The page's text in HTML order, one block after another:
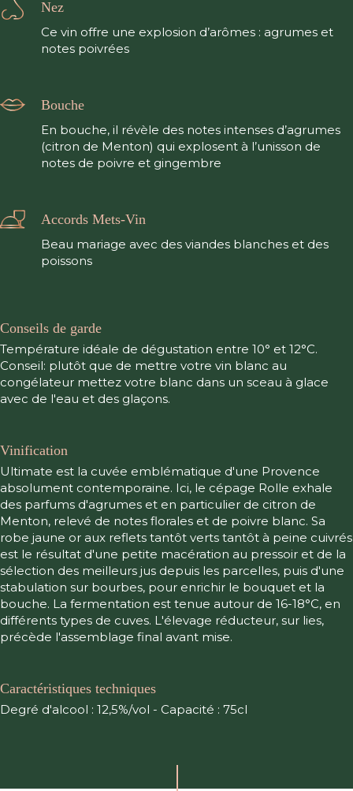
Nez
Ce vin offre une explosion d’arômes : agrumes et
notes poivrées
Bouche
En bouche, il révèle des notes intenses d’agrumes
(citron de Menton) qui explosent à l’unisson de
notes de poivre et gingembre
Accords Mets-Vin
Beau mariage avec des viandes blanches et des
poissons
Conseils de garde
Température idéale de dégustation entre 10° et 12°C.
Conseil: plutôt que de mettre votre vin blanc au
congélateur mettez votre blanc dans un sceau à glace
avec de l'eau et des glaçons.
Vinification
Ultimate est la cuvée emblématique d'une Provence
absolument contemporaine. Ici, le cépage Rolle exhale
des parfums d'agrumes et en particulier de citron de
Menton, relevé de notes florales et de poivre blanc. Sa
robe jaune or aux reflets tantôt verts tantôt à peine cuivrés
est le résultat d'une petite macération au pressoir et de la
sélection des meilleurs jus depuis les parcelles, puis d'une
stabulation sur bourbes, pour enrichir le bouquet et la
bouche. La fermentation est tenue autour de 16-18°C, en
différents types de cuves. L'élevage réducteur, sur lies,
précède l'assemblage final avant mise.
Caractéristiques techniques
Degré d'alcool : 12,5%/vol - Capacité : 75cl